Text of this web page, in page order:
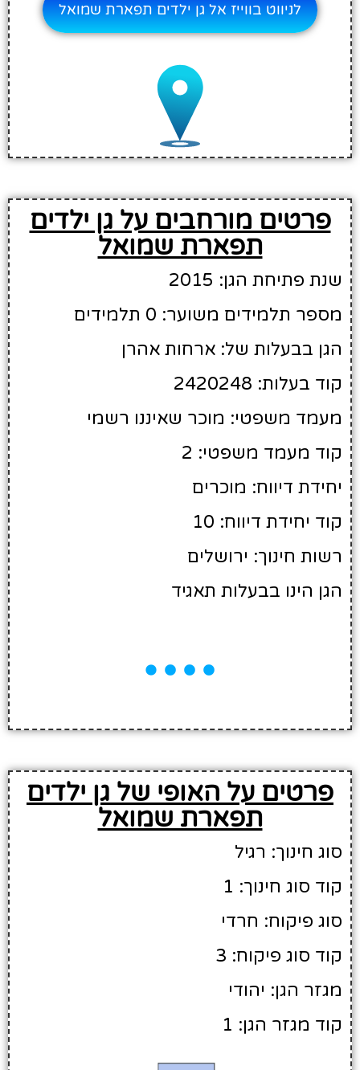
לניווט בווייז אל גן ילדים תפארת שמואל
פרטים מורחבים על גן ילדים
תפארת שמואל
שנת פתיחת הגן: 2015
מספר תלמידים משוער: 0 תלמידים
הגן בבעלות של: ארחות אהרן
קוד בעלות: 2420248
מעמד משפטי: מוכר שאיננו רשמי
קוד מעמד משפטי: 2
יחידת דיווח: מוכרים
קוד יחידת דיווח: 10
רשות חינוך: ירושלים
הגן הינו בבעלות תאגיד
פרטים על האופי של גן ילדים
תפארת שמואל
סוג חינוך: רגיל
קוד סוג חינוך: 1
סוג פיקוח: חרדי
קוד סוג פיקוח: 3
מגזר הגן: יהודי
קוד מגזר הגן: 1